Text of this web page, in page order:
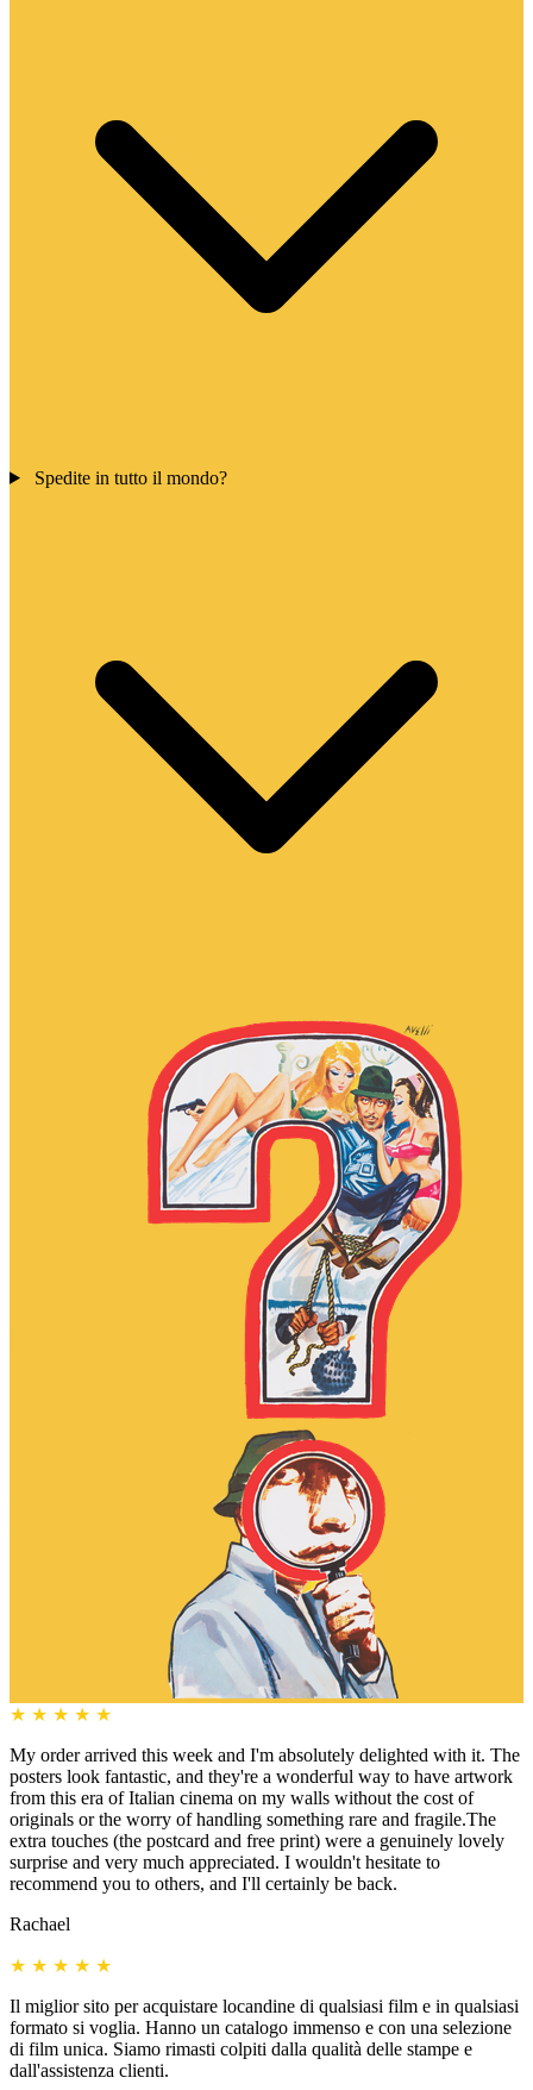
Spedite in tutto il mondo?
★ ★ ★ ★ ★
My order arrived this week and I'm absolutely delighted with it. The
posters look fantastic, and they're a wonderful way to have artwork
from this era of Italian cinema on my walls without the cost of
originals or the worry of handling something rare and fragile.The
extra touches (the postcard and free print) were a genuinely lovely
surprise and very much appreciated. I wouldn't hesitate to
recommend you to others, and I'll certainly be back.
Rachael
★ ★ ★ ★ ★
Il miglior sito per acquistare locandine di qualsiasi film e in qualsiasi
formato si voglia. Hanno un catalogo immenso e con una selezione
di film unica. Siamo rimasti colpiti dalla qualità delle stampe e
dall'assistenza clienti.